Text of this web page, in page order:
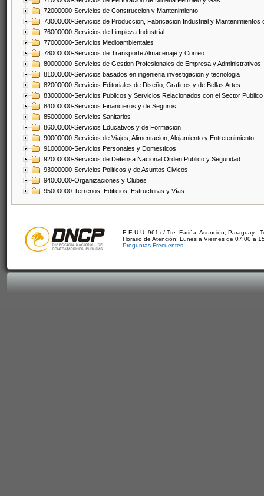
72000000-Servicios de Construccion y Mantenimiento
73000000-Servicios de Produccion, Fabricacion Industrial y Mantenimientos
76000000-Servicios de Limpieza Industrial
77000000-Servicios Medioambientales
78000000-Servicios de Transporte Almacenaje y Correo
80000000-Servicios de Gestion Profesionales de Empresa y Administrativos
81000000-Servicios basados en ingenieria investigacion y tecnologia
82000000-Servicios Editoriales de Diseño, Graficos y de Bellas Artes
83000000-Servicios Publicos y Servicios Relacionados con el Sector Publico
84000000-Servicios Financieros y de Seguros
85000000-Servicios Sanitarios
86000000-Servicios Educativos y de Formacion
90000000-Servicios de Viajes, Alimentacion, Alojamiento y Entretenimiento
91000000-Servicios Personales y Domesticos
92000000-Servicios de Defensa Nacional Orden Publico y Seguridad
93000000-Servicios Politicos y de Asuntos Civicos
94000000-Organizaciones y Clubes
95000000-Terrenos, Edificios, Estructuras y Vías
E.E.U.U. 961 c/ Tte. Fariña. Asunción, Paraguay -
Horario de Atención: Lunes a Viernes de 07:00 a
Preguntas Frecuentes